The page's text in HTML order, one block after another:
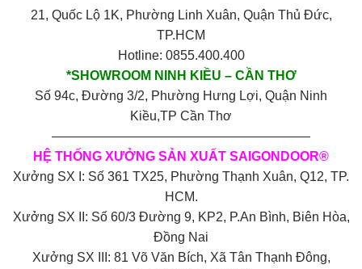
21, Quốc Lộ 1K, Phường Linh Xuân, Quận Thủ Đức,
TP.HCM
Hotline: 0855.400.400
*SHOWROOM NINH KIỀU – CẦN THƠ
Số 94c, Đường 3/2, Phường Hưng Lợi, Quận Ninh
Kiều,TP Cần Thơ
————————————————————
HỆ THỐNG XƯỞNG SẢN XUẤT SAIGONDOOR®
Xưởng SX I: Số 361 TX25, Phường Thạnh Xuân, Q12, TP.
HCM.
Xưởng SX II: Số 60/3 Đường 9, KP2, P.An Bình, Biên Hòa,
Đồng Nai
Xưởng SX III: 81 Võ Văn Bích, Xã Tân Thạnh Đông,